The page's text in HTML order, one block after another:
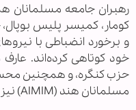
رهبران جامعه مسلمانان
کومار، کمیسر پلیس
و برخورد انضباطی با
خود کوتاهی کرده‌اند.
حزب کنگره، و همچنین
مسلمانان هند (AIMIM) نیز در این تجمع حضور یافتند.